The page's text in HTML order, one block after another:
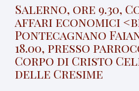
Salerno, ore 9.30,
affari economici
Pontecagnano
18.00, presso
Corpo di Cristo
delle Cresime